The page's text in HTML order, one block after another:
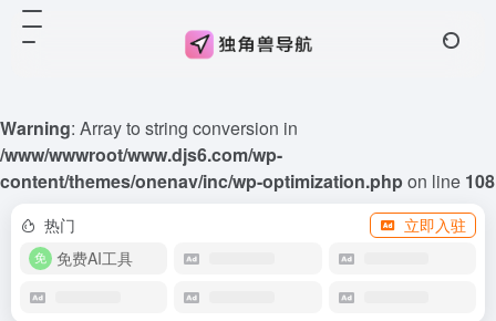
Warning: Array to string conversion in
/www/wwwroot/www.djs6.com/wp-
content/themes/onenav/inc/wp-optimization.phpon line 108
热门
立即入驻
免费AI工具